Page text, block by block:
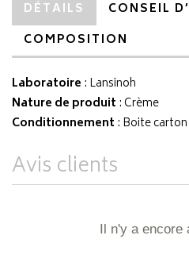
DÉTAILS
CONSEIL
COMPOSITION
Laboratoire : Lansinoh
Nature de produit : Crème
Conditionnement : Boite carton
Avis clients
Il n'y a encore